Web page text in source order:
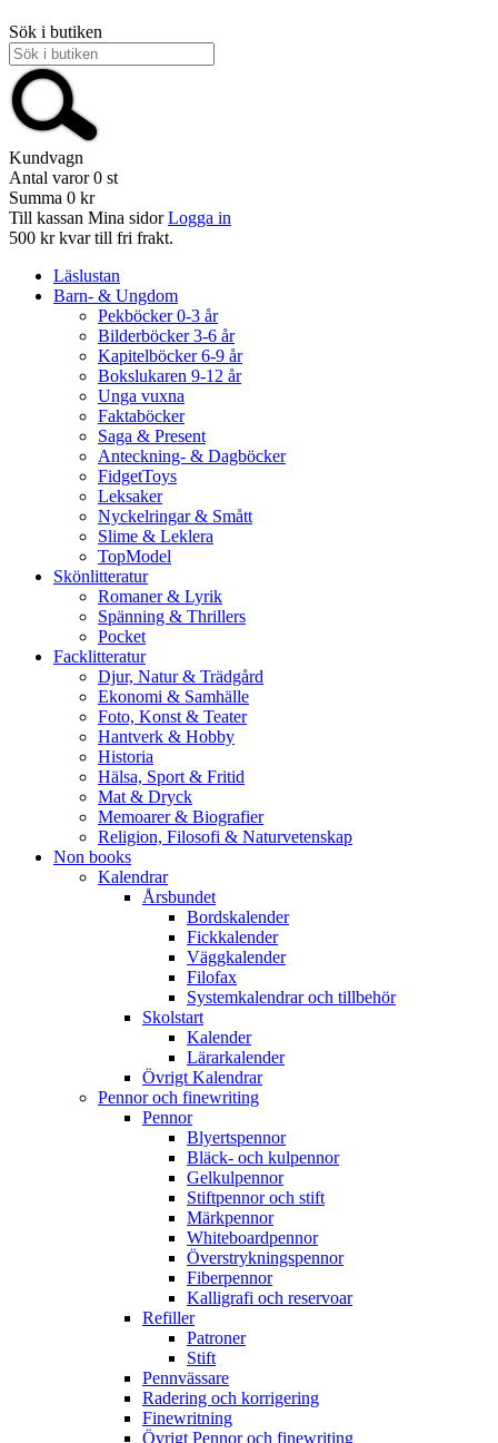
Sök i butiken
Kundvagn
Antal varor 0 st
Summa 0 kr
Till kassan Mina sidor Logga in
500 kr kvar till fri frakt.
Läslustan
Barn- & Ungdom
Pekböcker 0-3 år
Bilderböcker 3-6 år
Kapitelböcker 6-9 år
Bokslukaren 9-12 år
Unga vuxna
Faktaböcker
Saga & Present
Anteckning- & Dagböcker
FidgetToys
Leksaker
Nyckelringar & Smått
Slime & Leklera
TopModel
Skönlitteratur
Romaner & Lyrik
Spänning & Thrillers
Pocket
Facklitteratur
Djur, Natur & Trädgård
Ekonomi & Samhälle
Foto, Konst & Teater
Hantverk & Hobby
Historia
Hälsa, Sport & Fritid
Mat & Dryck
Memoarer & Biografier
Religion, Filosofi & Naturvetenskap
Non books
Kalendrar
Årsbundet
Bordskalender
Fickkalender
Väggkalender
Filofax
Systemkalendrar och tillbehör
Skolstart
Kalender
Lärarkalender
Övrigt Kalendrar
Pennor och finewriting
Pennor
Blyertspennor
Bläck- och kulpennor
Gelkulpennor
Stiftpennor och stift
Märkpennor
Whiteboardpennor
Överstrykningspennor
Fiberpennor
Kalligrafi och reservoar
Refiller
Patroner
Stift
Pennvässare
Radering och korrigering
Finewritning
Övrigt Pennor och finewriting